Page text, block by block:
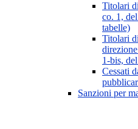
Titolari
co. 1,
tabelle)
Titolari
1-bis,
Cessati
Sanzioni per